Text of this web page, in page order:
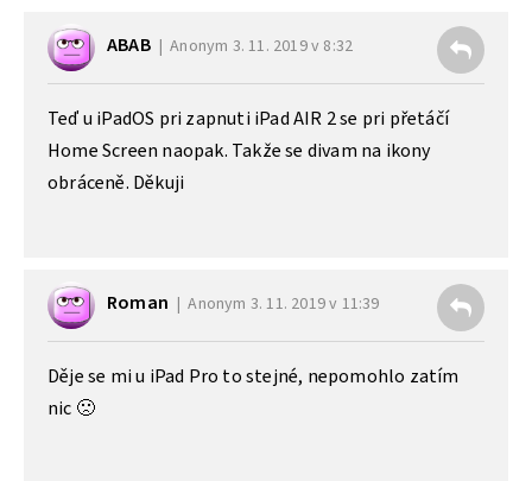
ABAB Anonym 3. 11. 2019 v 8:32
Teď u iPadOS pri zapnuti iPad AIR 2 se pri přetáčí
Home Screen naopak. Takže se divam na ikony
obráceně. Děkuji
Roman Anonym 3. 11. 2019 v 11:39
Děje se mi u iPad Pro to stejné, nepomohlo zatím
nic 🙁